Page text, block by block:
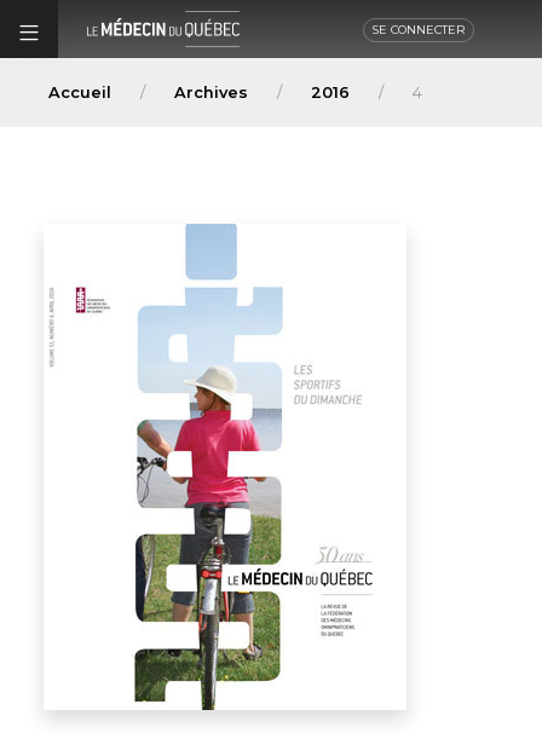
SE CONNECTER
Accueil Archives 2016 4